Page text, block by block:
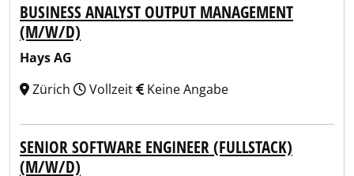
BUSINESS ANALYST OUTPUT MANAGEMENT
(M/W/D)
Hays AG
Zürich
Vollzeit Keine Angabe
SENIOR SOFTWARE ENGINEER (FULLSTACK)
(M/W/D)